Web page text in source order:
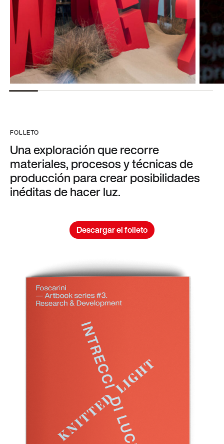
FOLLETO
Una exploración que recorre
materiales, procesos y técnicas de
producción para crear posibilidades
inéditas de hacer luz.
Descargar el folleto